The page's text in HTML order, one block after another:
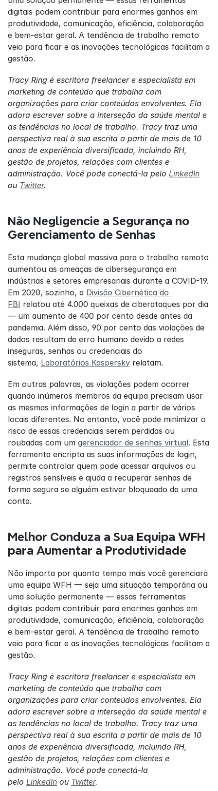
digitais podem contribuir para enormes ganhos em
produtividade, comunicação, eficiência, colaboração
e bem-estar geral. A tendência de trabalho remoto
veio para ficar e as inovações tecnológicas facilitam a
gestão.
Tracy Ring é escritora freelancer e especialista em
marketing de conteúdo que trabalha com
organizações para criar conteúdos envolventes. Ela
adora escrever sobre a interseção da saúde mental e
as tendências no local de trabalho. Tracy traz uma
perspectiva real à sua escrita a partir de mais de 10
anos de experiência diversificada, incluindo RH,
gestão de projetos, relações com clientes e
administração. Você pode conectá-la pelo LinkedIn
ou Twitter.
Não Negligencie a Segurança no
Gerenciamento de Senhas
Esta mudança global massiva para o trabalho remoto
aumentou as ameaças de cibersegurança em
indústrias e setores empresariais durante a COVID-19.
Em 2020, sozinho, a Divisão Cibernética do
FBI relatou até 4.000 queixas de ciberataques por dia
— um aumento de 400 por cento desde antes da
pandemia. Além disso, 90 por cento das violações de
dados resultam de erro humano devido a redes
inseguras, senhas ou credenciais do
sistema, Laboratórios Kaspersky relatam.
Em outras palavras, as violações podem ocorrer
quando inúmeros membros da equipa precisam usar
as mesmas informações de login a partir de vários
locais diferentes. No entanto, você pode minimizar o
risco de essas credenciais serem perdidas ou
roubadas com um gerenciador de senhas virtual. Esta
ferramenta encripta as suas informações de login,
permite controlar quem pode acessar arquivos ou
registros sensíveis e ajuda a recuperar senhas de
forma segura se alguém estiver bloqueado de uma
conta.
Melhor Conduza a Sua Equipa WFH
para Aumentar a Produtividade
Não importa por quanto tempo mais você gerenciará
uma equipa WFH — seja uma situação temporária ou
uma solução permanente — essas ferramentas
digitais podem contribuir para enormes ganhos em
produtividade, comunicação, eficiência, colaboração
e bem-estar geral. A tendência de trabalho remoto
veio para ficar e as inovações tecnológicas facilitam a
gestão.
Tracy Ring é escritora freelancer e especialista em
marketing de conteúdo que trabalha com
organizações para criar conteúdos envolventes. Ela
adora escrever sobre a interseção da saúde mental e
as tendências no local de trabalho. Tracy traz uma
perspectiva real à sua escrita a partir de mais de 10
anos de experiência diversificada, incluindo RH,
gestão de projetos, relações com clientes e
administração. Você pode conectá-la
pelo LinkedIn ou Twitter.